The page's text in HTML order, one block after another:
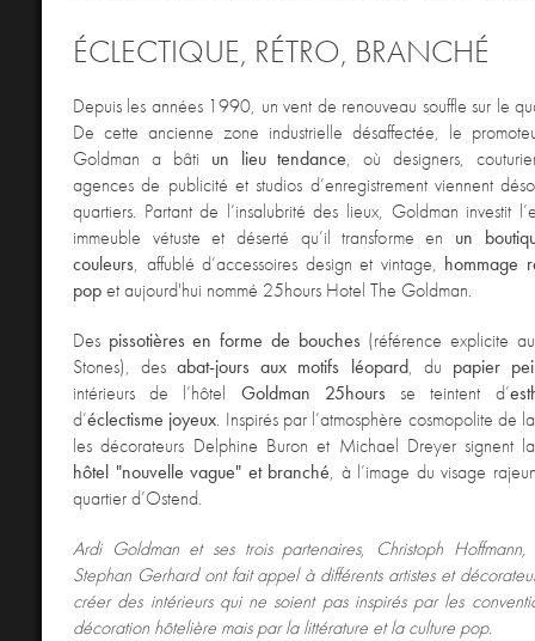
ÉCLECTIQUE, RÉTRO, BRANCHÉ
Depuis les années 1990, un vent de renouveau souffle sur le
De cette ancienne zone industrielle désaffectée, le
Goldman a bâti un lieu tendance, où designers,
agences de publicité et studios d’enregistrement viennent
quartiers. Partant de l’insalubrité des lieux, Goldman investit
immeuble vétuste et déserté qu’il transforme en un
couleurs, affublé d’accessoires design et vintage, hommage
popet aujourd'hui nommé 25hours Hotel The Goldman.
Des pissotières en forme de bouches (référence explicite
Stones), desabat-jours aux motifs léopard, du papier
intérieurs de l’hôtel Goldman 25hours se teintent d’
d’éclectisme joyeux. Inspirés par l’atmosphère cosmopolite de
les décorateurs Delphine Buron et Michael Dreyer signent
hôtel "nouvelle vague" et branché, à l’image du visage
quartier d’Ostend.
Ardi Goldman et ses trois partenaires, Christoph
Stephan Gerhard ont fait appel à différents artistes et
créer des intérieurs qui ne soient pas inspirés par les
décoration hôtelière mais par la littérature et la culture pop.